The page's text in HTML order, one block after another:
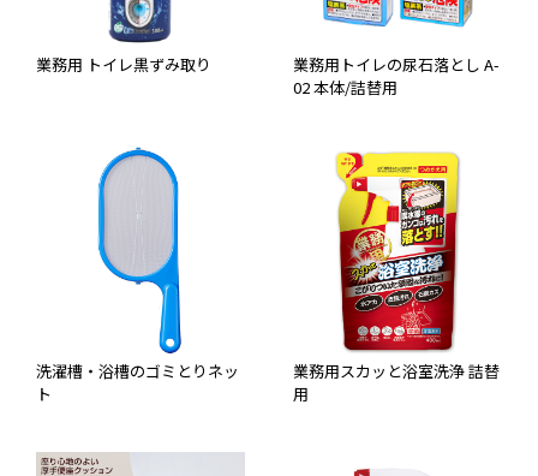
業務用 トイレ黒ずみ取り
業務用トイレの尿石落とし A-
02 本体/詰替用
洗濯槽・浴槽のゴミとりネッ
ト
業務用スカッと浴室洗浄 詰替
用